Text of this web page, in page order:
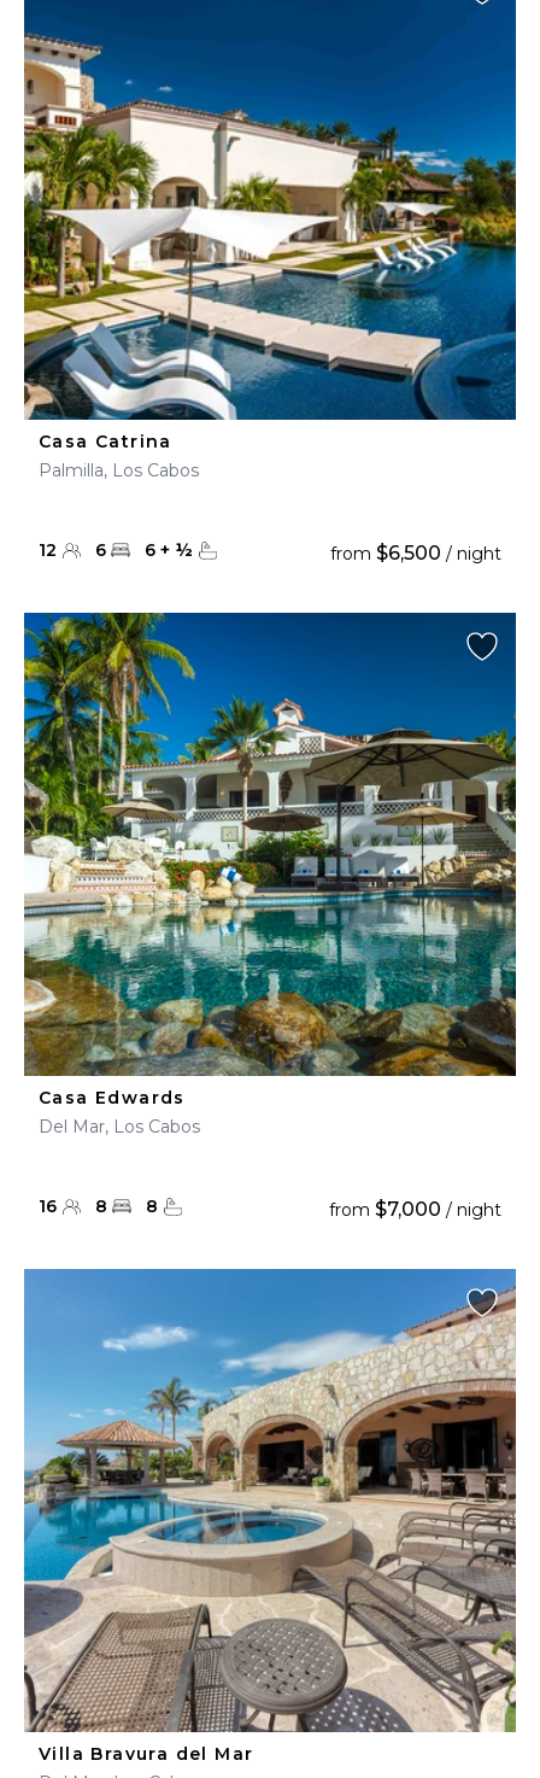
Casa Catrina
Palmilla, Los Cabos
12 6 6 + ½ from $6,500 / night
Casa Edwards
Del Mar, Los Cabos
16 8 8 from $7,000 / night
Villa Bravura del Mar